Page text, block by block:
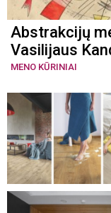
Abstrakcijų
Vasilijaus
MENO KŪRINIAI